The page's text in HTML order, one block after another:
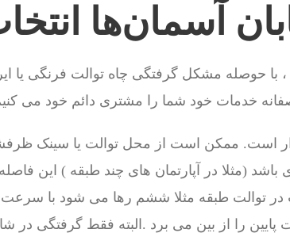
آسمان‌ها
حوصله مشکل گرفتگی چاه توالت فرنگی یا
خدمات خود شما را مشتری دائم خود می
است. ممکن است از محل توالت یا سینک
باشد (مثلا در آپارتمان های چند طبقه ) این
توالت طبقه مثلا ششم رها می شود با سرعت
را از بین می برد .البته فقط گرفتگی در